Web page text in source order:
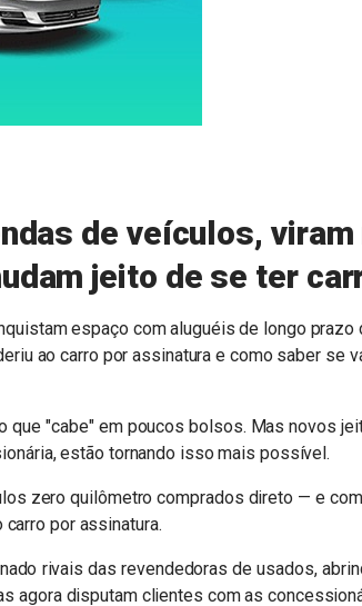
de veículos,
jeito de se ter
espaço com aluguéis de longo prazo
ao carro por assinatura e como saber se
que "cabe" em poucos bolsos. Mas novos
estão tornando isso mais possível.
zero quilômetro comprados direto — e
por assinatura.
rivais das revendedoras de usados,
agora disputam clientes com as